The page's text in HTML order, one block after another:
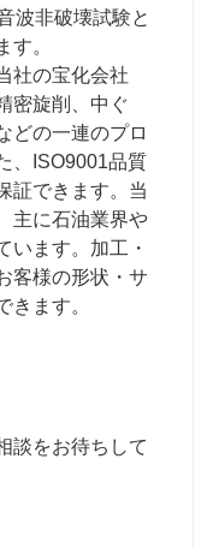
波非破壊試験と
す。
社の宝化会社
密旋削、中ぐ
どの一連のプロ
、ISO9001品質
証できます。当
主に石油業界や
います。加工・
客様の形状・サ
きます。
談をお待ちして